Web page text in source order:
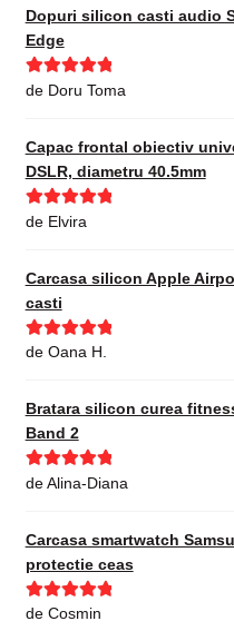
Dopuri silicon casti audio
Edge
Evaluat la5
de Doru Toma
Capac frontal obiectiv
DSLR, diametru 40.5mm
Evaluat la
de Elvira
Carcasa silicon Apple
casti
Evaluat la5
de Oana H.
Bratara silicon curea
Band 2
Evaluat la5
de Alina-Diana
Carcasa smartwatch
protectie ceas
Evaluat la5
de Cosmin